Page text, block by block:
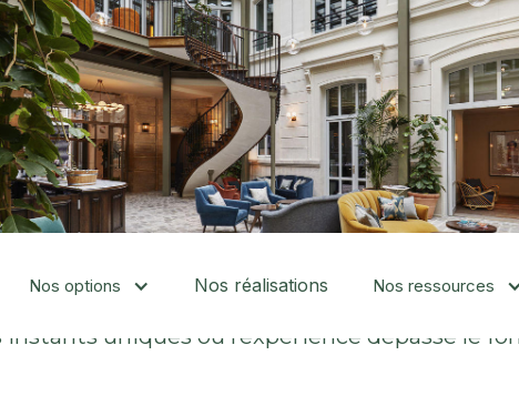
Nos options Nos réalisations Nos ressources
uniques où l’expérience dépasse le